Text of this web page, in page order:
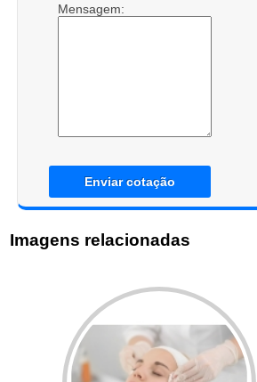
Mensagem:
Enviar cotação
Imagens relacionadas